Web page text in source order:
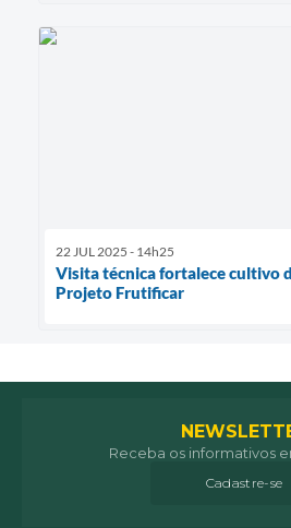
22 JUL 2025 - 14h25
Visita técnica fortalece cultivo
Projeto Frutificar
Receba os informativos
Cadastre-se